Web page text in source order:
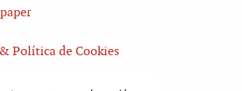
Política de Cookies